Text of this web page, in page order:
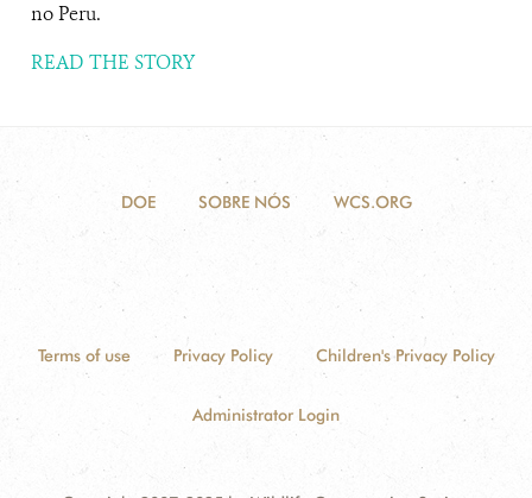
no Peru.
READ THE STORY
DOE SOBRE NÓS WCS.ORG
Terms of use Privacy Policy Children's Privacy Policy
Administrator Login